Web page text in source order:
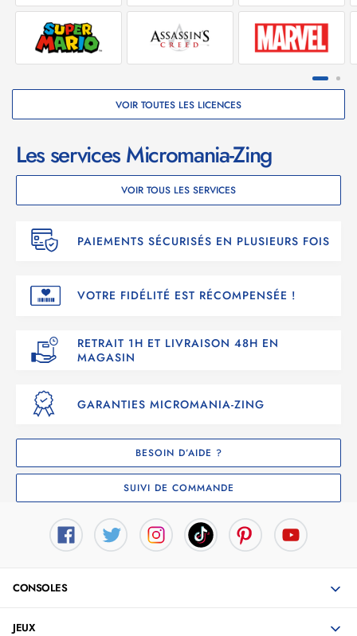
VOIR TOUTES LES LICENCES
Les services Micromania-Zing
VOIR TOUS LES SERVICES
PAIEMENTS SÉCURISÉS EN PLUSIEURS FOIS
VOTRE FIDÉLITÉ EST RÉCOMPENSÉE !
RETRAIT 1H ET LIVRAISON 48H EN
MAGASIN
GARANTIES MICROMANIA-ZING
BESOIN D’AIDE ?
SUIVI DE COMMANDE
CONSOLES
JEUX